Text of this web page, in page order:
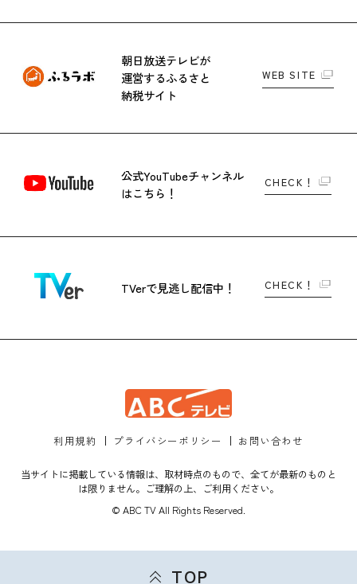
朝日放送テレビが
運営するふるさと
納税サイト
WEB SITE
公式YouTubeチャンネル
はこちら！
CHECK！
TVerで見逃し配信中！ CHECK！
利用規約 プライバシーポリシー お問い合わせ
当サイトに掲載している情報は、取材時点のもので、全てが最新のものと
は限りません。ご理解の上、ご利用ください。
© ABC TV All Rights Reserved.
TOP